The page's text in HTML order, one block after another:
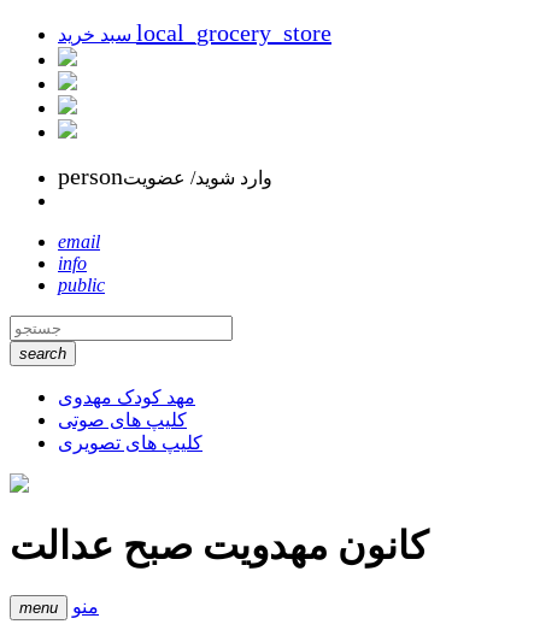
local_grocery_store
personوارد شوید/ عضویت
email
info
public
search
مهد کودک مهدوی
کلیپ های صوتی
کلیپ های تصویری
کانون مهدویت صبح عدالت
menu منو